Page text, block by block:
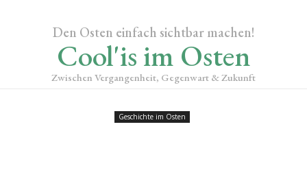
Den Osten einfach sichtbar machen!
Cool'is im Osten
Zwischen Vergangenheit, Gegenwart & Zukunft
Geschichte im Osten